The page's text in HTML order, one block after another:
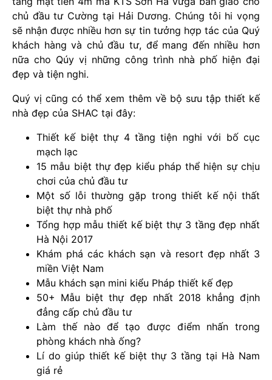
chủ đầu tư Cường tại Hải Dương. Chúng tôi hi vọng
sẽ nhận được nhiều hơn sự tin tưởng hợp tác của Quý
khách hàng và chủ đầu tư, để mang đến nhiều hơn
nữa cho Qúy vị những công trình nhà phố hiện đại
đẹp và tiện nghi.
Quý vị cũng có thể xem thêm về bộ sưu tập thiết kế
nhà đẹp của SHAC tại đây:
Thiết kế biệt thự 4 tầng tiện nghi với bố cục
mạch lạc
15 mẫu biệt thự đẹp kiểu pháp thể hiện sự chịu
chơi của chủ đầu tư
Một số lỗi thường gặp trong thiết kế nội thất
biệt thự nhà phố
Tổng hợp mẫu thiết kế biệt thự 3 tầng đẹp nhất
Hà Nội 2017
Khám phá các khách sạn và resort đẹp nhất 3
miền Việt Nam
Mẫu khách sạn mini kiểu Pháp thiết kế đẹp
50+ Mẫu biệt thự đẹp nhất 2018 khẳng định
đẳng cấp chủ đầu tư
Làm thế nào để tạo được điểm nhấn trong
phòng khách nhà ống?
Lí do giúp thiết kế biệt thự 3 tầng tại Hà Nam
giá rẻ